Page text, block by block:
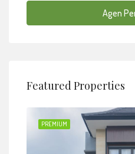
Agen
Featured Properties
PREMIUM